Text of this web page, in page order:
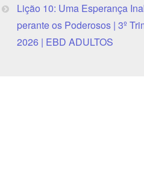
Lição 10: Uma Esperança
perante os Poderosos | 3º
2026 | EBD ADULTOS